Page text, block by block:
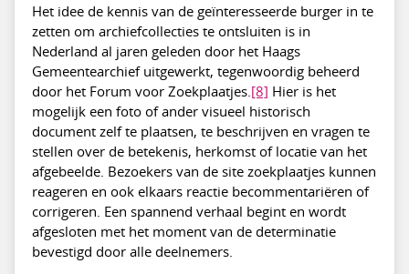
Het idee de kennis van de geïnteresseerde burger in te
zetten om archiefcollecties te ontsluiten is in
Nederland al jaren geleden door het Haags
Gemeentearchief uitgewerkt, tegenwoordig beheerd
door het Forum voor Zoekplaatjes. [8] Hier is het
mogelijk een foto of ander visueel historisch
document zelf te plaatsen, te beschrijven en vragen te
stellen over de betekenis, herkomst of locatie van het
afgebeelde. Bezoekers van de site zoekplaatjes kunnen
reageren en ook elkaars reactie becommentariëren of
corrigeren. Een spannend verhaal begint en wordt
afgesloten met het moment van de determinatie
bevestigd door alle deelnemers.